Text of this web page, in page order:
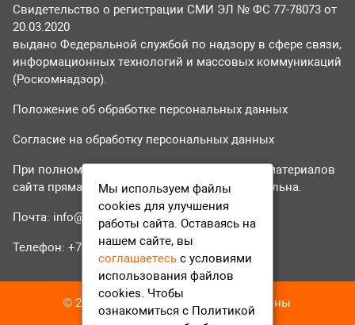
Свидетельство о регистрации СМИ ЭЛ № ФС 77-78073 от
20.03.2020
выдано Федеральной службой по надзору в сфере связи,
информационных технологий и массовых коммуникаций
(Роскомнадзор).
Положение об обработке персональных данных
Согласие на обработку персональных данных
При полном или частичном использовании материалов
сайта прямая гиперссылка на tvr24.tv обязательна.
Почта: info@tvr24.tv
Телефон: +7 (496) 551-04-95
© 2016-2023 ТВР24 Все права защищены
Мы используем файлы
cookies для улучшения
работы сайта. Оставаясь на
нашем сайте, вы
соглашаетесь с условиями
использования файлов
cookies. Чтобы
ознакомиться с Политикой